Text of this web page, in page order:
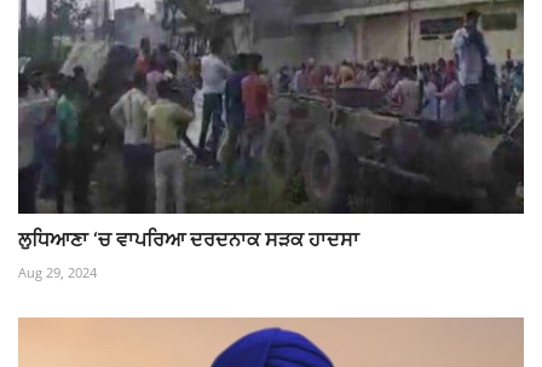
ਲੁਧਿਆਣਾ ‘ਚ ਵਾਪਰਿਆ ਦਰਦਨਾਕ ਸੜਕ ਹਾਦਸਾ
Aug 29, 2024